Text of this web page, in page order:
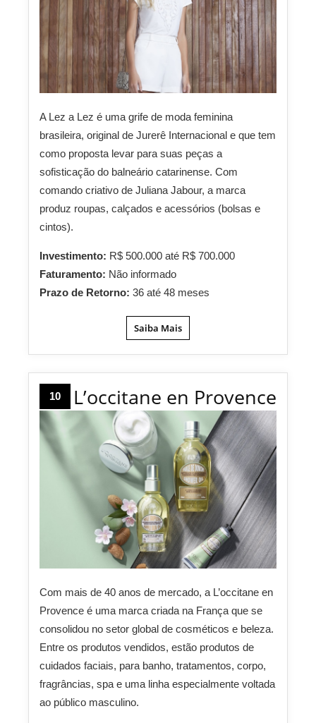
A Lez a Lez é uma grife de moda feminina
brasileira, original de Jurerê Internacional e que tem
como proposta levar para suas peças a
sofisticação do balneário catarinense. Com
comando criativo de Juliana Jabour, a marca
produz roupas, calçados e acessórios (bolsas e
cintos).
Investimento: R$ 500.000 até R$ 700.000
Faturamento: Não informado
Prazo de Retorno: 36 até 48 meses
Saiba Mais
10 L’occitane en Provence
Com mais de 40 anos de mercado, a L’occitane en
Provence é uma marca criada na França que se
consolidou no setor global de cosméticos e beleza.
Entre os produtos vendidos, estão produtos de
cuidados faciais, para banho, tratamentos, corpo,
fragrâncias, spa e uma linha especialmente voltada
ao público masculino.